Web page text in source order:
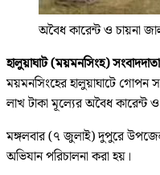
অবৈধ কারেন্ট ও চায়না
হালুয়াঘাট (ময়মনসিংহ) সংবাদদাতা
ময়মনসিংহের হালুয়াঘাটে গোপন
লাখ টাকা মূল্যের অবৈধ কারেন্ট
মঙ্গলবার (৭ জুলাই) দুপুরে
অভিযান পরিচালনা করা হয়।